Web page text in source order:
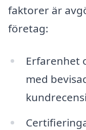
faktorer är
företag:
Erfarenhet
med